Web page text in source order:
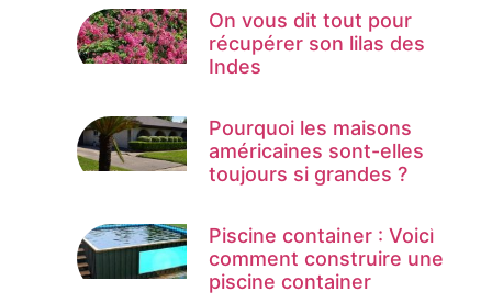
On vous dit tout pour
récupérer son lilas des
Indes
Pourquoi les maisons
américaines sont-elles
toujours si grandes ?
Piscine container : Voici
comment construire une
piscine container